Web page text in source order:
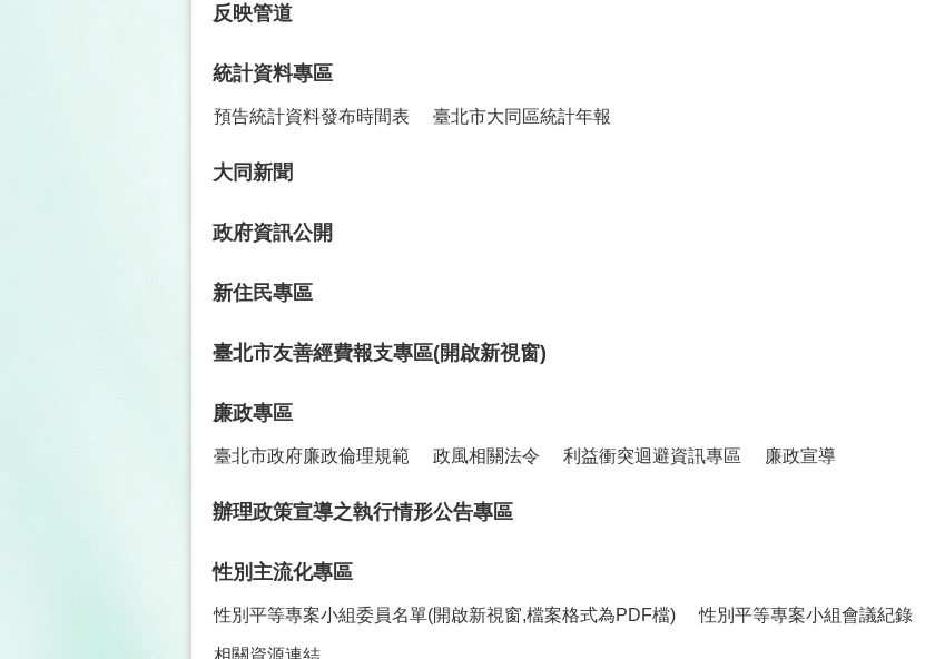
反映管道
統計資料專區
預告統計資料發布時間表 臺北市大同區統計年報
大同新聞
政府資訊公開
新住民專區
臺北市友善經費報支專區(開啟新視窗)
廉政專區
臺北市政府廉政倫理規範 政風相關法令 利益衝突迴避資訊專區 廉政宣導
辦理政策宣導之執行情形公告專區
性別主流化專區
性別平等專案小組委員名單(開啟新視窗,檔案格式為PDF檔) 性別平等專案小組會議紀錄
相關資源連結